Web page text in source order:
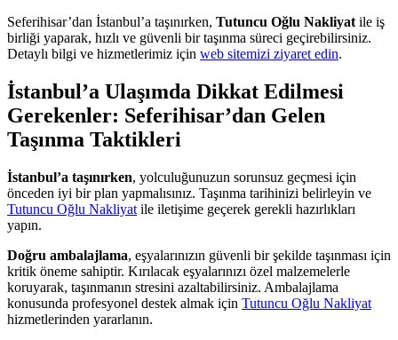
Seferihisar’dan İstanbul’a taşınırken, Tutuncu Oğlu Nakliyat ile iş
birliği yaparak, hızlı ve güvenli bir taşınma süreci geçirebilirsiniz.
Detaylı bilgi ve hizmetlerimiz için web sitemizi ziyaret edin.
İstanbul’a Ulaşımda Dikkat Edilmesi
Gerekenler: Seferihisar’dan Gelen
Taşınma Taktikleri
İstanbul’a taşınırken, yolculuğunuzun sorunsuz geçmesi için
önceden iyi bir plan yapmalısınız. Taşınma tarihinizi belirleyin ve
Tutuncu Oğlu Nakliyat ile iletişime geçerek gerekli hazırlıkları
yapın.
Doğru ambalajlama, eşyalarınızın güvenli bir şekilde taşınması için
kritik öneme sahiptir. Kırılacak eşyalarınızı özel malzemelerle
koruyarak, taşınmanın stresini azaltabilirsiniz. Ambalajlama
konusunda profesyonel destek almak için Tutuncu Oğlu Nakliyat
hizmetlerinden yararlanın.